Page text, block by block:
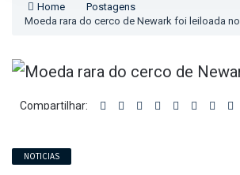
Home
Postagens
Moeda rara do cerco de Newark foi leiloada
Compartilhar:
NOTICIAS